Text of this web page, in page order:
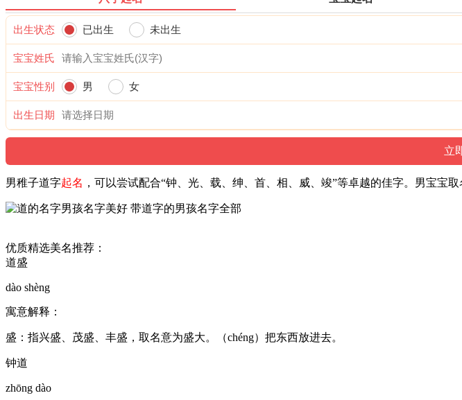
出生状态 已出生 未出生
宝宝姓氏
宝宝性别 男 女
出生日期
男稚子道字起名 ，可以尝试配合“钟、光、载、绅、首、相、威、竣”等卓越的佳字。男宝宝
优质精选美名推荐：
道盛
dào shèng
寓意解释：
盛：指兴盛、茂盛、丰盛，取名意为盛大。（chéng）把东西放进去。
钟道
zhōng dào